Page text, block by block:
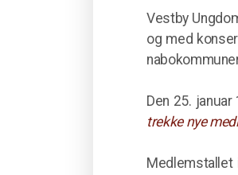
Vestby
og med
Den 25.
trekke nye
Medlemstallet